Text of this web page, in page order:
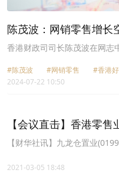
陈茂波：网销零售增长
香港财政司司长陈茂波在网志
售总销售比率仅为8%，相比
长空间。为了协助本地中小企
#陈茂波 #网销零售
#香港
2024-07-22 10:50
【会议直击】香港零
管理层希望大雨不要来
【财华社讯】九龙仓置业
为74.77亿元，同比减少24%
2021-03-05 18:48